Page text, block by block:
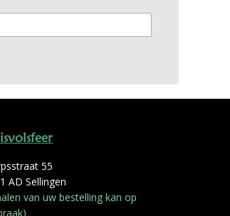
55
AD Sellingen
van uw bestelling kan op